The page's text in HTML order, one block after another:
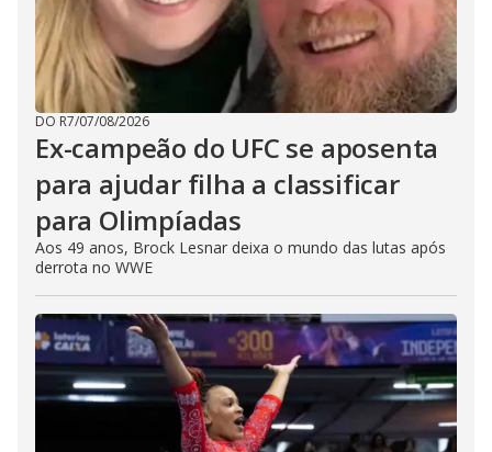
DO R7/07/08/2026
Ex-campeão do UFC se aposenta
para ajudar filha a classificar
para Olimpíadas
Aos 49 anos, Brock Lesnar deixa o mundo das lutas após
derrota no WWE